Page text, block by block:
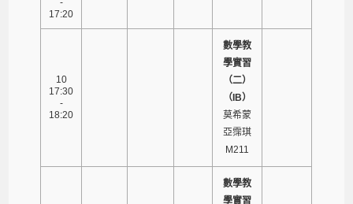
-
17:20
10
17:30
-
18:20
數學教
學實習
（二）
（IB）
莫希蒙
亞霈琪
M211
數學教
學實習